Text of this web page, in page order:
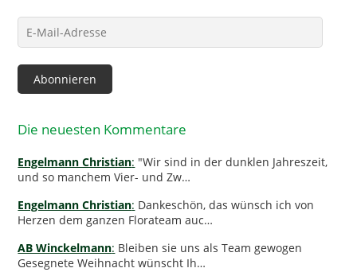
E-
Mail-
Adresse
Abonnieren
Die neuesten Kommentare
Engelmann Christian: "Wir sind in der dunklen Jahreszeit,
und so manchem Vier- und Zw…
Engelmann Christian: Dankeschön, das wünsch ich von
Herzen dem ganzen Florateam auc…
AB Winckelmann: Bleiben sie uns als Team gewogen
Gesegnete Weihnacht wünscht Ih…